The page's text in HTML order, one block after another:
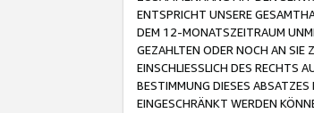
ENTSPRICHT UNSERE
DEM 12-MONATSZEITRAUM
GEZAHLTEN ODER NOCH AN SIE
EINSCHLIESSLICH DES RECHTS
BESTIMMUNG DIESES
EINGESCHRÄNKT WERDEN